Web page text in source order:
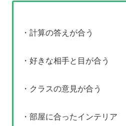
・計算の答えが合う
・好きな相手と目が合う
・クラスの意見が合う
・部屋に合ったインテリア